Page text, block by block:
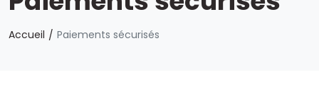
Accueil Paiements sécurisés